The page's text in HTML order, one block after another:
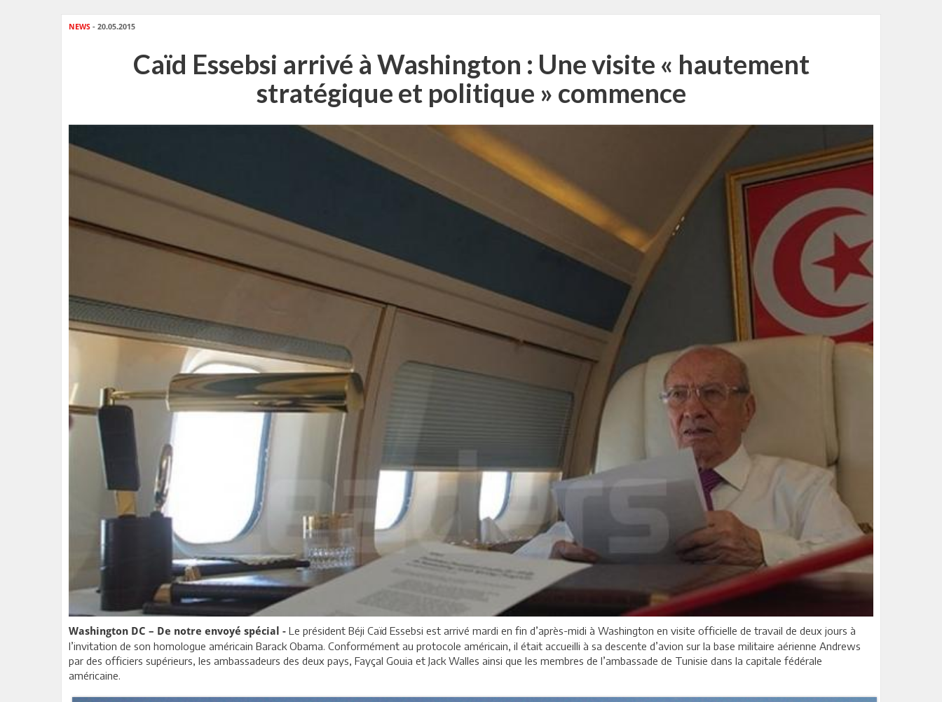
NEWS - 20.05.2015
Caïd Essebsi arrivé à Washington : Une visite « hautement
stratégique et politique » commence
Washington DC – De notre envoyé spécial - Le président Béji Caïd Essebsi est arrivé mardi en fin d’après-midi à Washington en visite officielle de travail de deux jours à
l’invitation de son homologue américain Barack Obama. Conformément au protocole américain, il était accueilli à sa descente d’avion sur la base militaire aérienne Andrews
par des officiers supérieurs, les ambassadeurs des deux pays, Fayçal Gouia et Jack Walles ainsi que les membres de l’ambassade de Tunisie dans la capitale fédérale
américaine.